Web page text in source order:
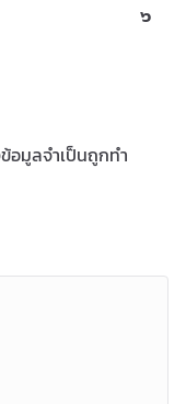
๖
อมูลจำเป็นถูกทำ